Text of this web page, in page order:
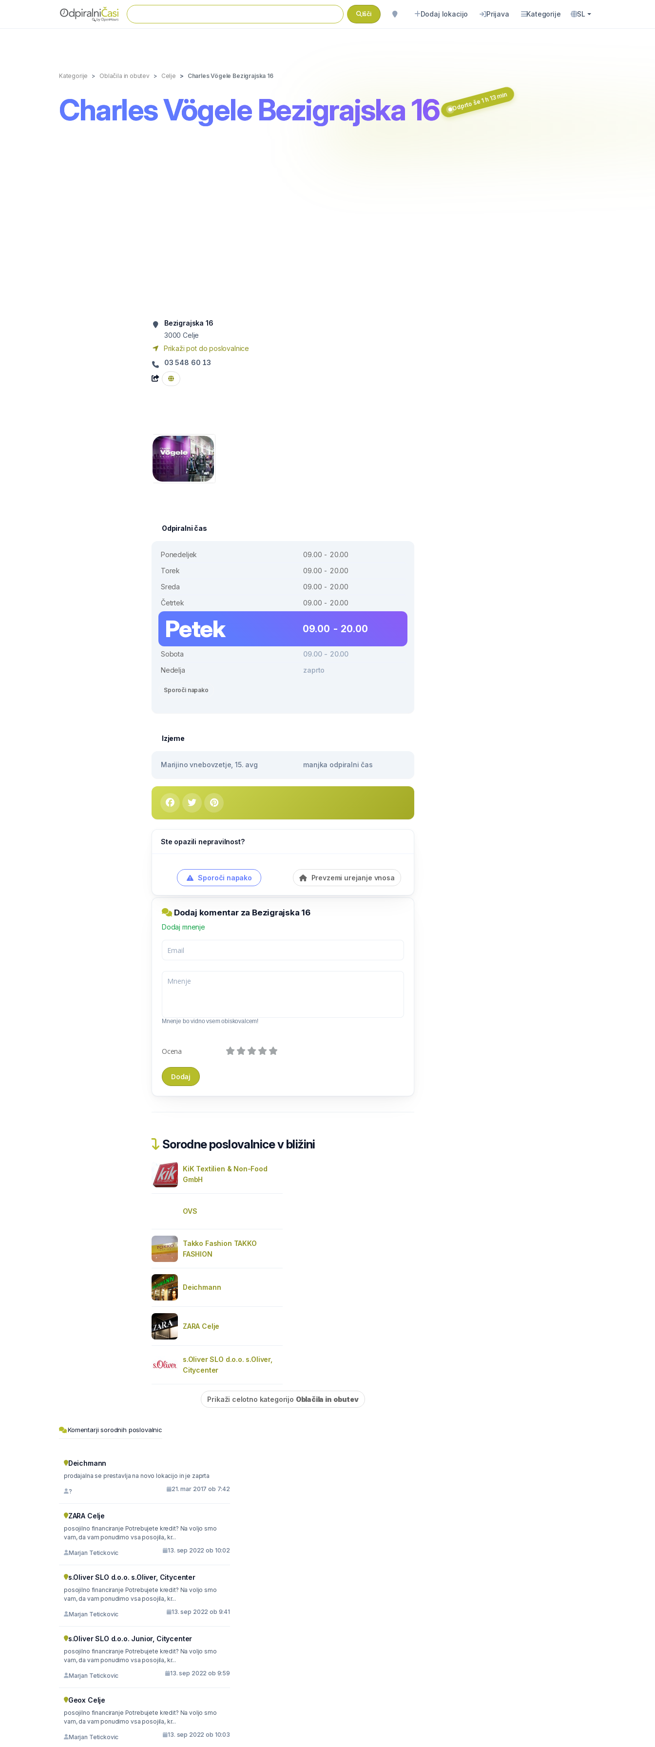
Išči Dodaj lokacijo Prijava Kategorije SL
Kategorije Oblačila in obutev Celje Charles Vögele Bezigrajska 16
Charles Vögele Bezigrajska 16 Odprto še 1 h 13 min
Bezigrajska 16
3000 Celje
Prikaži pot do poslovalnice
03 548 60 13
Odpiralni čas
Ponedeljek
09.00 - 20.00
Torek
09.00 - 20.00
Sreda
09.00 - 20.00
Četrtek
09.00 - 20.00
Petek 09.00 - 20.00
Sobota
09.00 - 20.00
Nedelja
zaprto
Sporoči napako
Izjeme
Marijino vnebovzetje, 15. avg manjka odpiralni čas
Ste opazili nepravilnost?
Sporoči napako Prevzemi urejanje vnosa
Dodaj komentar za Bezigrajska 16
Dodaj mnenje
Mnenje bo vidno vsem obiskovalcem!
Ocena
Sorodne poslovalnice v bližini
KiK Textilien & Non-Food
GmbH
OVS
Takko Fashion TAKKO
FASHION
Deichmann
ZARA Celje
s.Oliver SLO d.o.o. s.Oliver,
Citycenter
Prikaži celotno kategorijo Oblačila in obutev
Komentarji sorodnih poslovalnic
Deichmann
prodajalna se prestavlja na novo lokacijo in je zaprta
? 21. mar 2017 ob 7:42
ZARA Celje
posojilno financiranje Potrebujete kredit? Na voljo smo
vam, da vam ponudimo vsa posojila, kr...
Marjan Tetickovic 13. sep 2022 ob 10:02
s.Oliver SLO d.o.o. s.Oliver, Citycenter
posojilno financiranje Potrebujete kredit? Na voljo smo
vam, da vam ponudimo vsa posojila, kr...
Marjan Tetickovic 13. sep 2022 ob 9:41
s.Oliver SLO d.o.o. Junior, Citycenter
posojilno financiranje Potrebujete kredit? Na voljo smo
vam, da vam ponudimo vsa posojila, kr...
Marjan Tetickovic 13. sep 2022 ob 9:59
Geox Celje
posojilno financiranje Potrebujete kredit? Na voljo smo
vam, da vam ponudimo vsa posojila, kr...
Marjan Tetickovic 13. sep 2022 ob 10:03